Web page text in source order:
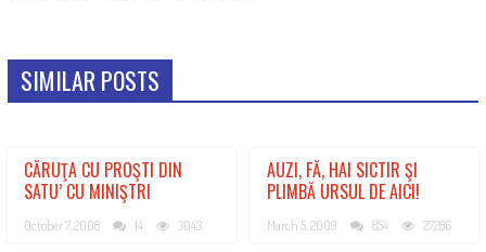
SIMILAR POSTS
CĂRUŢA CU PROŞTI DIN
SATU’ CU MINIŞTRI
October 7, 2008 14 3043
AUZI, FĂ, HAI SICTIR ŞI
PLIMBĂ URSUL DE AICI!
March 5, 2009 854 27286